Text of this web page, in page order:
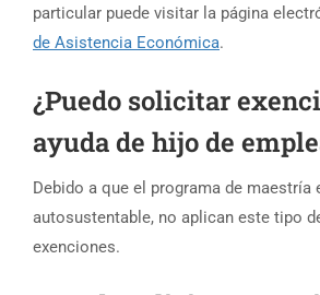
particular puede visitar la página
de Asistencia Económica.
¿Puedo solicitar
ayuda de hijo de
Debido a que el programa de maestría
autosustentable, no aplican este tipo
exenciones.